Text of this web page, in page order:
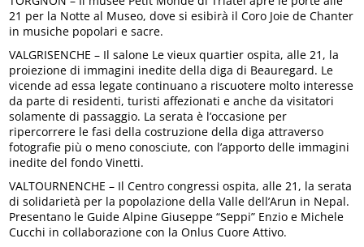
21 per la Notte al Museo, dove si esibirà il Coro Joie de Chanter
in musiche popolari e sacre.
VALGRISENCHE – Il salone Le vieux quartier ospita, alle 21, la
proiezione di immagini inedite della diga di Beauregard. Le
vicende ad essa legate continuano a riscuotere molto interesse
da parte di residenti, turisti affezionati e anche da visitatori
solamente di passaggio. La serata è l’occasione per
ripercorrere le fasi della costruzione della diga attraverso
fotografie più o meno conosciute, con l’apporto delle immagini
inedite del fondo Vinetti.
VALTOURNENCHE – Il Centro congressi ospita, alle 21, la serata
di solidarietà per la popolazione della Valle dell’Arun in Nepal.
Presentano le Guide Alpine Giuseppe “Seppi” Enzio e Michele
Cucchi in collaborazione con la Onlus Cuore Attivo.